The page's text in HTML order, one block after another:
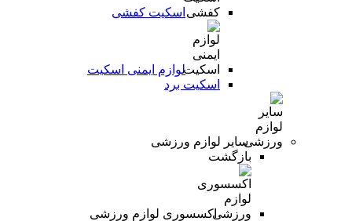
اسکیت کفشی
لوازم ایمنی اسکیت
اسکیت برد
سایر لوازم ورزشی
بازگشت
اکسسوری لوازم ورزشی